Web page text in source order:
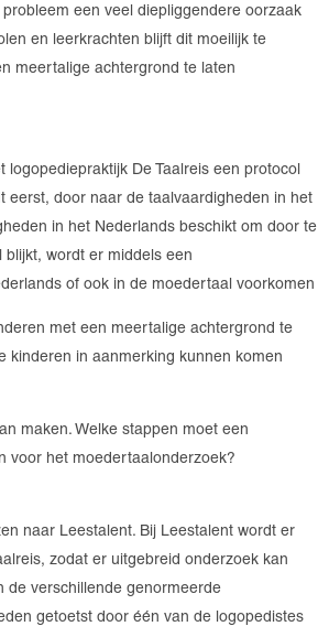
een veel diepliggendere oorzaak
en leerkrachten blijft dit moeilijk te
meertalige achtergrond te laten
De Taalreis een protocol
eerst, door naar de taalvaardigheden in het
in het Nederlands beschikt om door te
wordt er middels een
of ook in de moedertaal voorkomen
met een meertalige achtergrond te
kinderen in aanmerking kunnen komen
maken. Welke stappen moet een
voor het moedertaalonderzoek?
naar Leestalent. Bij Leestalent wordt er
zodat er uitgebreid onderzoek kan
de verschillende genormeerde
getoetst door één van de logopedistes